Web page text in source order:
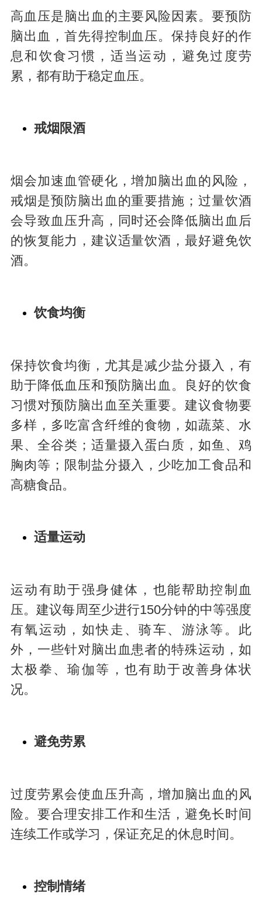
高血压是脑出血的主要风险因素。要预防
脑出血，首先得控制血压。保持良好的作
息和饮食习惯，适当运动，避免过度劳
累，都有助于稳定血压。
戒烟限酒
烟会加速血管硬化，增加脑出血的风险，
戒烟是预防脑出血的重要措施；过量饮酒
会导致血压升高，同时还会降低脑出血后
的恢复能力，建议适量饮酒，最好避免饮
酒。
饮食均衡
保持饮食均衡，尤其是减少盐分摄入，有
助于降低血压和预防脑出血。良好的饮食
习惯对预防脑出血至关重要。建议食物要
多样，多吃富含纤维的食物，如蔬菜、水
果、全谷类；适量摄入蛋白质，如鱼、鸡
胸肉等；限制盐分摄入，少吃加工食品和
高糖食品。
适量运动
运动有助于强身健体，也能帮助控制血
压。建议每周至少进行150分钟的中等强度
有氧运动，如快走、骑车、游泳等。此
外，一些针对脑出血患者的特殊运动，如
太极拳、瑜伽等，也有助于改善身体状
况。
避免劳累
过度劳累会使血压升高，增加脑出血的风
险。要合理安排工作和生活，避免长时间
连续工作或学习，保证充足的休息时间。
控制情绪